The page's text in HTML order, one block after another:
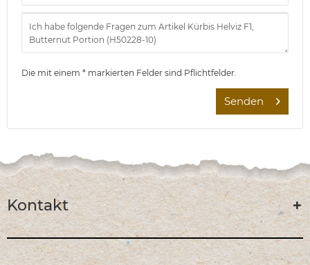
Die mit einem * markierten Felder sind Pflichtfelder.
Senden
Kontakt